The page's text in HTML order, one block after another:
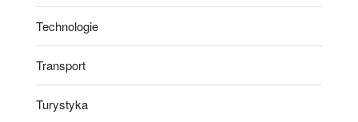
Technologie
Transport
Turystyka